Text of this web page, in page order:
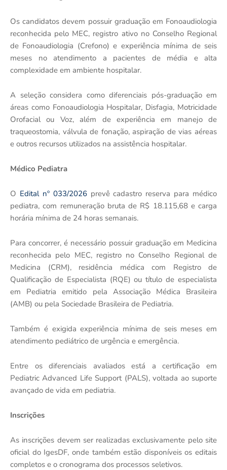
Os candidatos devem possuir graduação em Fonoaudiologia
reconhecida pelo MEC, registro ativo no Conselho Regional
de Fonoaudiologia (Crefono) e experiência mínima de seis
meses no atendimento a pacientes de média e alta
complexidade em ambiente hospitalar.
A seleção considera como diferenciais pós-graduação em
áreas como Fonoaudiologia Hospitalar, Disfagia, Motricidade
Orofacial ou Voz, além de experiência em manejo de
traqueostomia, válvula de fonação, aspiração de vias aéreas
e outros recursos utilizados na assistência hospitalar.
Médico Pediatra
O Edital nº 033/2026prevê cadastro reserva para médico
pediatra, com remuneração bruta de R$ 18.115,68 e carga
horária mínima de 24 horas semanais.
Para concorrer, é necessário possuir graduação em Medicina
reconhecida pelo MEC, registro no Conselho Regional de
Medicina (CRM), residência médica com Registro de
Qualificação de Especialista (RQE) ou título de especialista
em Pediatria emitido pela Associação Médica Brasileira
(AMB) ou pela Sociedade Brasileira de Pediatria.
Também é exigida experiência mínima de seis meses em
atendimento pediátrico de urgência e emergência.
Entre os diferenciais avaliados está a certificação em
Pediatric Advanced Life Support (PALS), voltada ao suporte
avançado de vida em pediatria.
Inscrições
As inscrições devem ser realizadas exclusivamente pelo site
oficial do IgesDF, onde também estão disponíveis os editais
completos e o cronograma dos processos seletivos.